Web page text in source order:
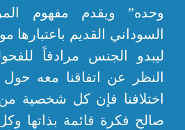
وحده” ويقدم مفهوم
السوداني القديم باعتبارها
ليبدو الجنس مرادفاً
النظر عن اتفاقنا معه
اختلافنا فإن كل شخصية
صالح فكرة قائمة بذاتها